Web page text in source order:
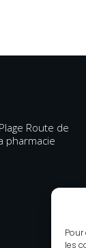
les
Route de
pharmacie